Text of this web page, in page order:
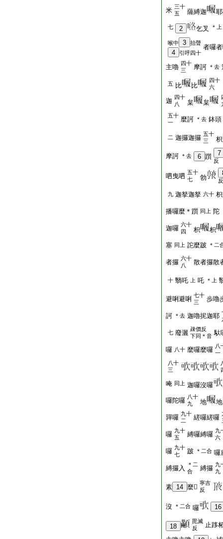
米 三十
五
薩縛迦
七 2 乞叉 ＊上
喉中 3 抬聲
4 引呼四十
者囉
主嚕 四十
三
摩訶 ＊去
五 比 比
四十
六
迦 四十
八
枲 枲
五十
一
麼訶 ＊去 鉢頭
二 迦攞迦攞 五十
三
枳
摩訶 ＊去 6 躓 7
反
呬曳呬 五十
七
勃 反
九 迦拏迦拏 六十
播囉麼＊躓 同上 陀
迦囉 六十
四
枳 枳
塞 同上 詑麼跛 ＊二
者攞 六十
八
散者攞散
十 翳吒 上 吒 ＊上
避唎避唎 七十
三
歩嚕
訶 ＊去 迦嚕抳迦耶
七 廢灑 疎價反
下同＊音 馱
囉 八十 麼囉麼囉 八
一
八十
三
唵 同上 迦囉沒囉
囉陀囉 八十
九
地 地
嚲囉 九十
二
縒囉縒囉
囉 九十
五
縛囉縛囉 九
六
囉 九十
七
跛 ＊二合 囉
縛攞入
＊二
合
縛攞 九
九
素 14 麼𡫸
寧吉
反
沒 ＊二合 囉 16
18
毘滅
反
止跢